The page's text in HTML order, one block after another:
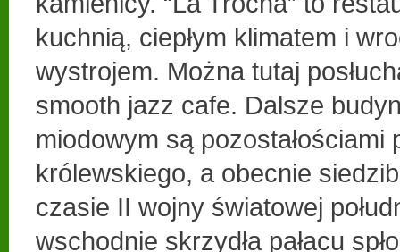
kuchnią, ciepłym klimatem i
wystrojem. Można tutaj
smooth jazz cafe. Dalsze
miodowym są pozostałościami
królewskiego, a obecnie
czasie II wojny światowej
wschodnie skrzydła pałacu